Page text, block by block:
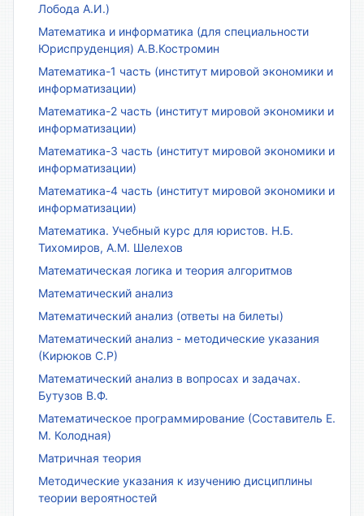
Лобода А.И.)
Математика и информатика (для специальности
Юриспруденция) А.В.Костромин
Математика-1 часть (институт мировой экономики и
информатизации)
Математика-2 часть (институт мировой экономики и
информатизации)
Математика-3 часть (институт мировой экономики и
информатизации)
Математика-4 часть (институт мировой экономики и
информатизации)
Математика. Учебный курс для юристов. Н.Б.
Тихомиров, А.М. Шелехов
Математическая логика и теория алгоритмов
Математический анализ
Математический анализ (ответы на билеты)
Математический анализ - методические указания
(Кирюков С.Р)
Математический анализ в вопросах и задачах.
Бутузов В.Ф.
Математическое программирование (Составитель Е.
М. Колодная)
Матричная теория
Методические указания к изучению дисциплины
теории вероятностей